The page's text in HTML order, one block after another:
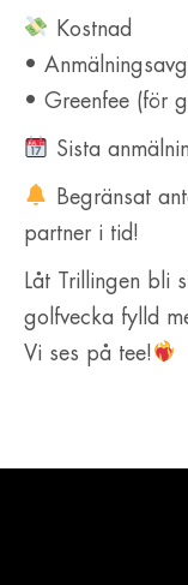
Kostnad
•
• Greenfee (för
Sista
Begränsat
partner i tid!
Låt Trillingen bli
golfvecka fylld
Vi ses på tee!